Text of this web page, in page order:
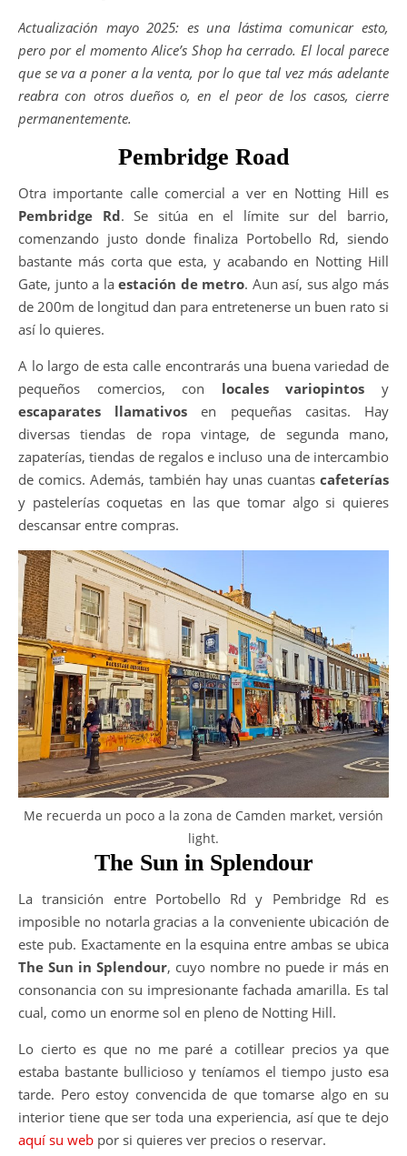
Actualización mayo 2025: es una lástima comunicar esto,
pero por el momento Alice’s Shop ha cerrado. El local parece
que se va a poner a la venta, por lo que tal vez más adelante
reabra con otros dueños o, en el peor de los casos, cierre
permanentemente.
Pembridge Road
Otra importante calle comercial a ver en Notting Hill es
Pembridge Rd. Se sitúa en el límite sur del barrio,
comenzando justo donde finaliza Portobello Rd, siendo
bastante más corta que esta, y acabando en Notting Hill
Gate, junto a laestación de metro. Aun así, sus algo más
de 200m de longitud dan para entretenerse un buen rato si
así lo quieres.
A lo largo de esta calle encontrarás una buena variedad de
pequeños comercios, con locales variopintos y
escaparates llamativos en pequeñas casitas. Hay
diversas tiendas de ropa vintage, de segunda mano,
zapaterías, tiendas de regalos e incluso una de intercambio
de comics. Además, también hay unas cuantas cafeterías
y pastelerías coquetas en las que tomar algo si quieres
descansar entre compras.
Me recuerda un poco a la zona de Camden market, versión
light.
The Sun in Splendour
La transición entre Portobello Rd y Pembridge Rd es
imposible no notarla gracias a la conveniente ubicación de
este pub. Exactamente en la esquina entre ambas se ubica
The Sun in Splendour, cuyo nombre no puede ir más en
consonancia con su impresionante fachada amarilla. Es tal
cual, como un enorme sol en pleno de Notting Hill.
Lo cierto es que no me paré a cotillear precios ya que
estaba bastante bullicioso y teníamos el tiempo justo esa
tarde. Pero estoy convencida de que tomarse algo en su
interior tiene que ser toda una experiencia, así que te dejo
aquí su web por si quieres ver precios o reservar.